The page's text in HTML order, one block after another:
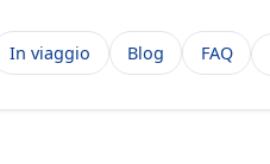
In viaggio Blog FAQ